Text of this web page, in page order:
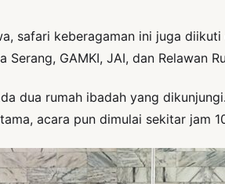
safari keberagaman ini juga
Serang, GAMKI, JAI, dan Relawan
dua rumah ibadah yang
acara pun dimulai sekitar jam